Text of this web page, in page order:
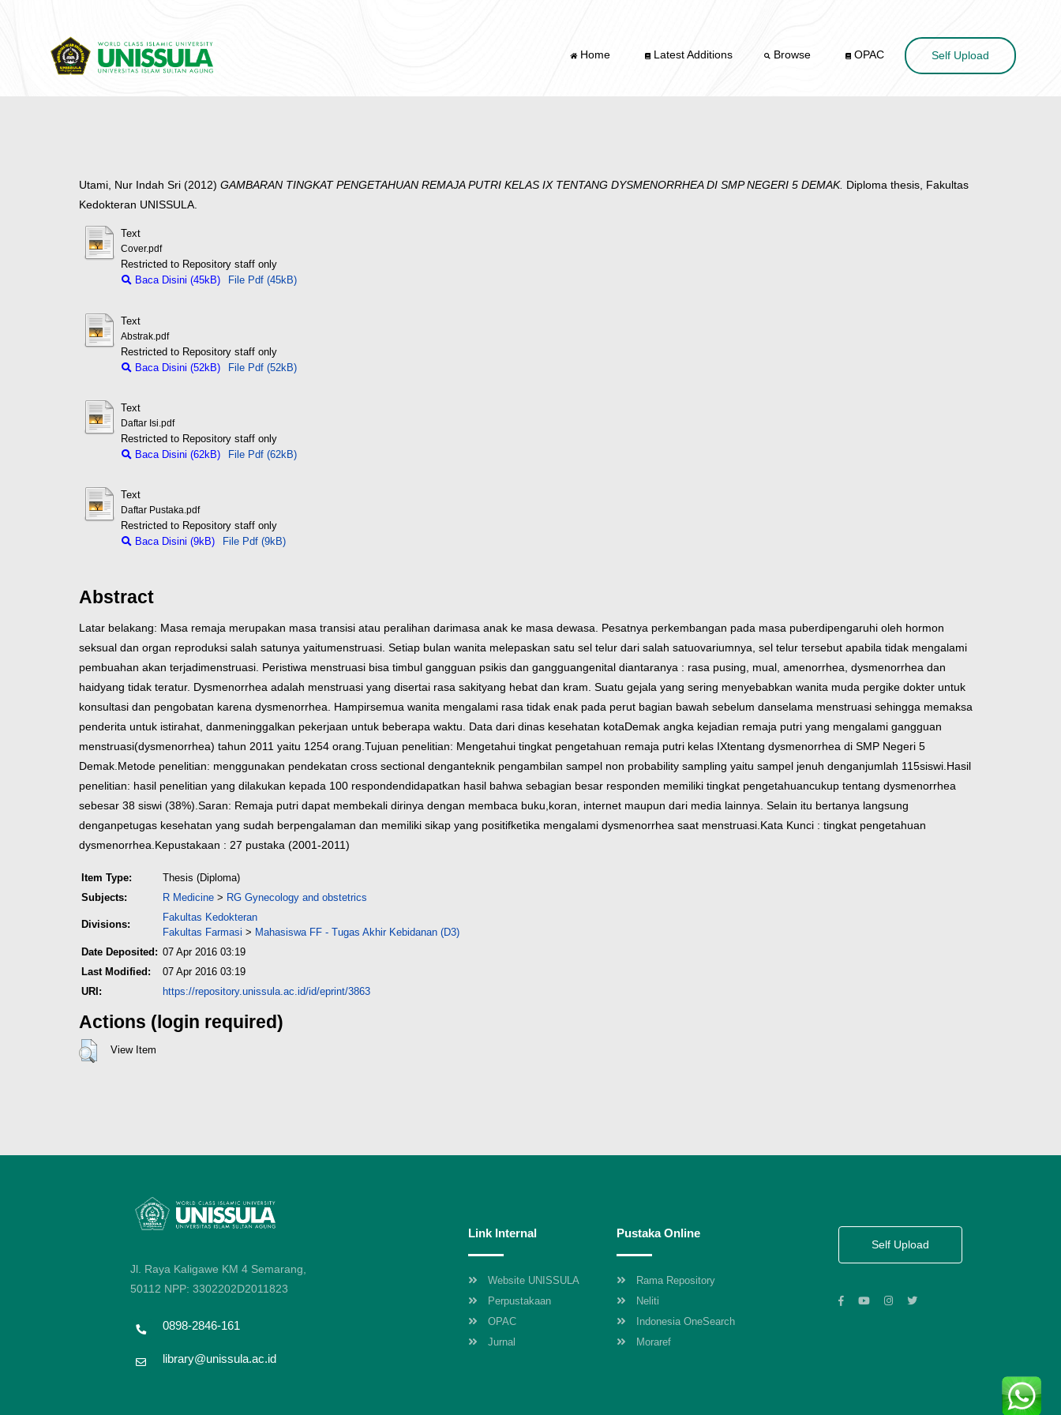
Home Latest Additions Browse OPAC Self Upload
Utami, Nur Indah Sri (2012) GAMBARAN TINGKAT PENGETAHUAN REMAJA PUTRI KELAS IX TENTANG DYSMENORRHEA DI SMP NEGERI 5 DEMAK. Diploma thesis, Fakultas
Kedokteran UNISSULA.
Text
Cover.pdf
Restricted to Repository staff only
Baca Disini (45kB)
File Pdf (45kB)
Text
Abstrak.pdf
Restricted to Repository staff only
Baca Disini (52kB)
File Pdf (52kB)
Text
Daftar Isi.pdf
Restricted to Repository staff only
Baca Disini (62kB)
File Pdf (62kB)
Text
Daftar Pustaka.pdf
Restricted to Repository staff only
Baca Disini (9kB)
File Pdf (9kB)
Abstract
Latar belakang: Masa remaja merupakan masa transisi atau peralihan darimasa anak ke masa dewasa. Pesatnya perkembangan pada masa puberdipengaruhi oleh hormon
seksual dan organ reproduksi salah satunya yaitumenstruasi. Setiap bulan wanita melepaskan satu sel telur dari salah satuovariumnya, sel telur tersebut apabila tidak mengalami
pembuahan akan terjadimenstruasi. Peristiwa menstruasi bisa timbul gangguan psikis dan gangguangenital diantaranya : rasa pusing, mual, amenorrhea, dysmenorrhea dan
haidyang tidak teratur. Dysmenorrhea adalah menstruasi yang disertai rasa sakityang hebat dan kram. Suatu gejala yang sering menyebabkan wanita muda pergike dokter untuk
konsultasi dan pengobatan karena dysmenorrhea. Hampirsemua wanita mengalami rasa tidak enak pada perut bagian bawah sebelum danselama menstruasi sehingga memaksa
penderita untuk istirahat, danmeninggalkan pekerjaan untuk beberapa waktu. Data dari dinas kesehatan kotaDemak angka kejadian remaja putri yang mengalami gangguan
menstruasi(dysmenorrhea) tahun 2011 yaitu 1254 orang. Tujuan penelitian: Mengetahui tingkat pengetahuan remaja putri kelas IXtentang dysmenorrhea di SMP Negeri 5
Demak. Metode penelitian: menggunakan pendekatan cross sectional denganteknik pengambilan sampel non probability sampling yaitu sampel jenuh denganjumlah 115siswi. Hasil
penelitian: hasil penelitian yang dilakukan kepada 100 respondendidapatkan hasil bahwa sebagian besar responden memiliki tingkat pengetahuancukup tentang dysmenorrhea
sebesar 38 siswi (38%). Saran: Remaja putri dapat membekali dirinya dengan membaca buku, koran, internet maupun dari media lainnya. Selain itu bertanya langsung
denganpetugas kesehatan yang sudah berpengalaman dan memiliki sikap yang positifketika mengalami dysmenorrhea saat menstruasi. Kata Kunci : tingkat pengetahuan
dysmenorrhea. Kepustakaan : 27 pustaka (2001-2011)
Item Type:
Thesis (Diploma)
Subjects:
R Medicine > RG Gynecology and obstetrics
Divisions:
Fakultas Kedokteran
Fakultas Farmasi > Mahasiswa FF - Tugas Akhir Kebidanan (D3)
Date Deposited: 07 Apr 2016 03:19
Last Modified:
07 Apr 2016 03:19
URI:
https://repository.unissula.ac.id/id/eprint/3863
Actions (login required)
View Item
Jl. Raya Kaligawe KM 4 Semarang,
50112 NPP: 3302202D2011823
0898-2846-161
library@unissula.ac.id
Link Internal
Website UNISSULA
Perpustakaan
OPAC
Jurnal
Pustaka Online
Rama Repository
Neliti
Indonesia OneSearch
Moraref
Self Upload